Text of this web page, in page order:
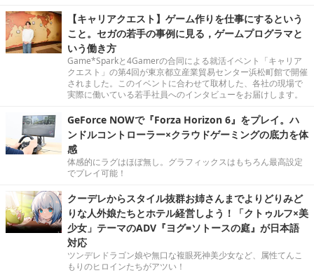
【キャリアクエスト】ゲーム作りを仕事にするという
こと。セガの若手の事例に見る，ゲームプログラマと
いう働き方
Game*Sparkと4Gamerの合同による就活イベント「キャリア
クエスト」の第4回が東京都立産業貿易センター浜松町館で開催
されました。このイベントに合わせて取材した、各社の現場で
実際に働いている若手社員へのインタビューをお届けします。
GeForce NOWで『Forza Horizon 6』をプレイ。ハ
ンドルコントローラー×クラウドゲーミングの底力を体
感
体感的にラグはほぼ無し。グラフィックスはもちろん最高設定
でプレイ可能！
クーデレからスタイル抜群お姉さんまでよりどりみど
りな人外娘たちとホテル経営しよう！「クトゥルフ×美
少女」テーマのADV『ヨグ=ソトースの庭』が日本語
対応
ツンデレドラゴン娘や無口な複眼死神美少女など、属性てんこ
もりのヒロインたちがアツい！